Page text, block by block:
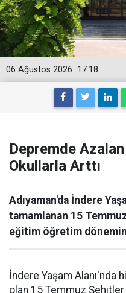
17:18
06 Ağustos 2026
Depremde
Okullarla Arttı
Adıyaman'da İndere
tamamlanan 15
eğitim öğretim
İndere Yaşam Alanı'nda
olan 15 Temmuz